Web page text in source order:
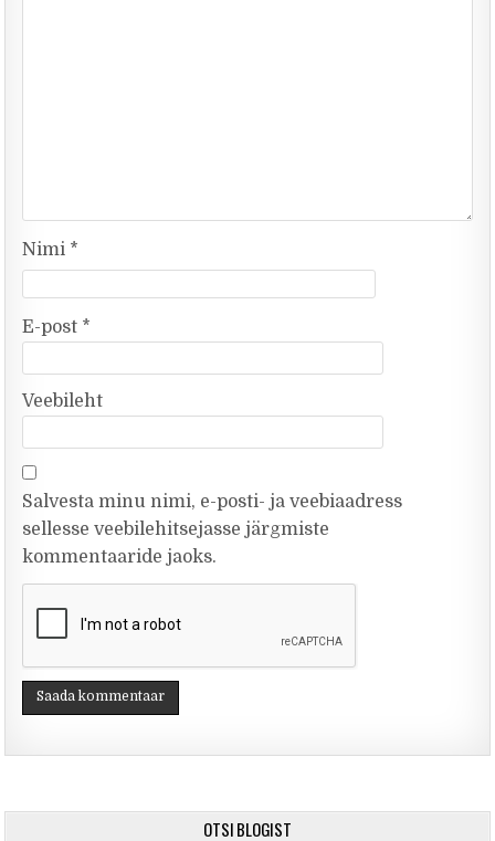
Nimi *
E-post *
Veebileht
Salvesta minu nimi, e-posti- ja veebiaadress
sellesse veebilehitsejasse järgmiste
kommentaaride jaoks.
OTSI BLOGIST